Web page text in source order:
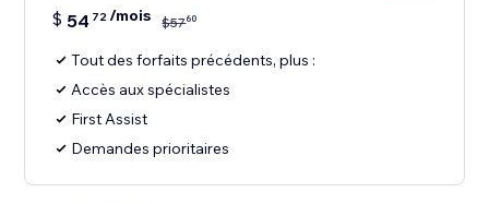
$ 54 72/mois $5760
Tout des forfaits précédents, plus :
Accès aux spécialistes
First Assist
Demandes prioritaires